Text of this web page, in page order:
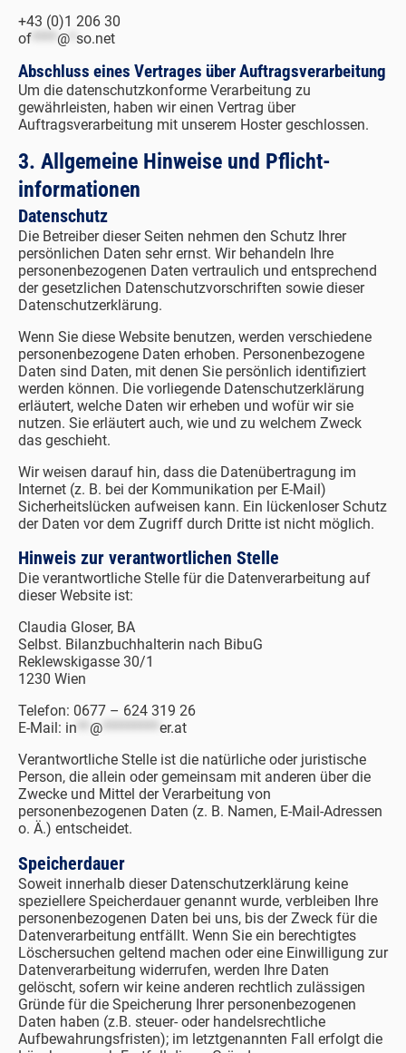
+43 (0)1 206 30
of **** @ so.net
Abschluss eines Vertrages über Auftragsverarbeitung
Um die datenschutzkonforme Verarbeitung zu
gewährleisten, haben wir einen Vertrag über
Auftragsverarbeitung mit unserem Hoster geschlossen.
3. Allgemeine Hinweise und Pflicht­
informationen
Datenschutz
Die Betreiber dieser Seiten nehmen den Schutz Ihrer
persönlichen Daten sehr ernst. Wir behandeln Ihre
personenbezogenen Daten vertraulich und entsprechend
der gesetzlichen Datenschutzvorschriften sowie dieser
Datenschutzerklärung.
Wenn Sie diese Website benutzen, werden verschiedene
personenbezogene Daten erhoben. Personenbezogene
Daten sind Daten, mit denen Sie persönlich identifiziert
werden können. Die vorliegende Datenschutzerklärung
erläutert, welche Daten wir erheben und wofür wir sie
nutzen. Sie erläutert auch, wie und zu welchem Zweck
das geschieht.
Wir weisen darauf hin, dass die Datenübertragung im
Internet (z. B. bei der Kommunikation per E-Mail)
Sicherheitslücken aufweisen kann. Ein lückenloser Schutz
der Daten vor dem Zugriff durch Dritte ist nicht möglich.
Hinweis zur verantwortlichen Stelle
Die verantwortliche Stelle für die Datenverarbeitung auf
dieser Website ist:
Claudia Gloser, BA
Selbst. Bilanzbuchhalterin nach BibuG
Reklewskigasse 30/1
1230 Wien
Telefon: 0677 – 624 319 26
E-Mail: in ** @ ********* er.at
Verantwortliche Stelle ist die natürliche oder juristische
Person, die allein oder gemeinsam mit anderen über die
Zwecke und Mittel der Verarbeitung von
personenbezogenen Daten (z. B. Namen, E-Mail-Adressen
o. Ä.) entscheidet.
Speicherdauer
Soweit innerhalb dieser Datenschutzerklärung keine
speziellere Speicherdauer genannt wurde, verbleiben Ihre
personenbezogenen Daten bei uns, bis der Zweck für die
Datenverarbeitung entfällt. Wenn Sie ein berechtigtes
Löschersuchen geltend machen oder eine Einwilligung zur
Datenverarbeitung widerrufen, werden Ihre Daten
gelöscht, sofern wir keine anderen rechtlich zulässigen
Gründe für die Speicherung Ihrer personenbezogenen
Daten haben (z.B. steuer- oder handelsrechtliche
Aufbewahrungsfristen); im letztgenannten Fall erfolgt die